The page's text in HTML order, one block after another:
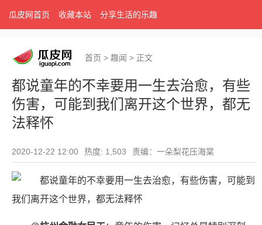
瓜皮网首页 收藏本站 分享生活的乐趣
首页 > 趣闻 > 正文
都说童年的不幸要用一生去治愈，有些
伤害，可能到我们离开这个世界，都无
法释怀
2020-12-22 12:00 热度: 1,503 责编：一朵梨花压海棠